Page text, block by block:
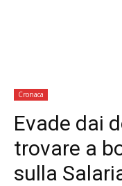
Cronaca
Evade dai
trovare a
sulla